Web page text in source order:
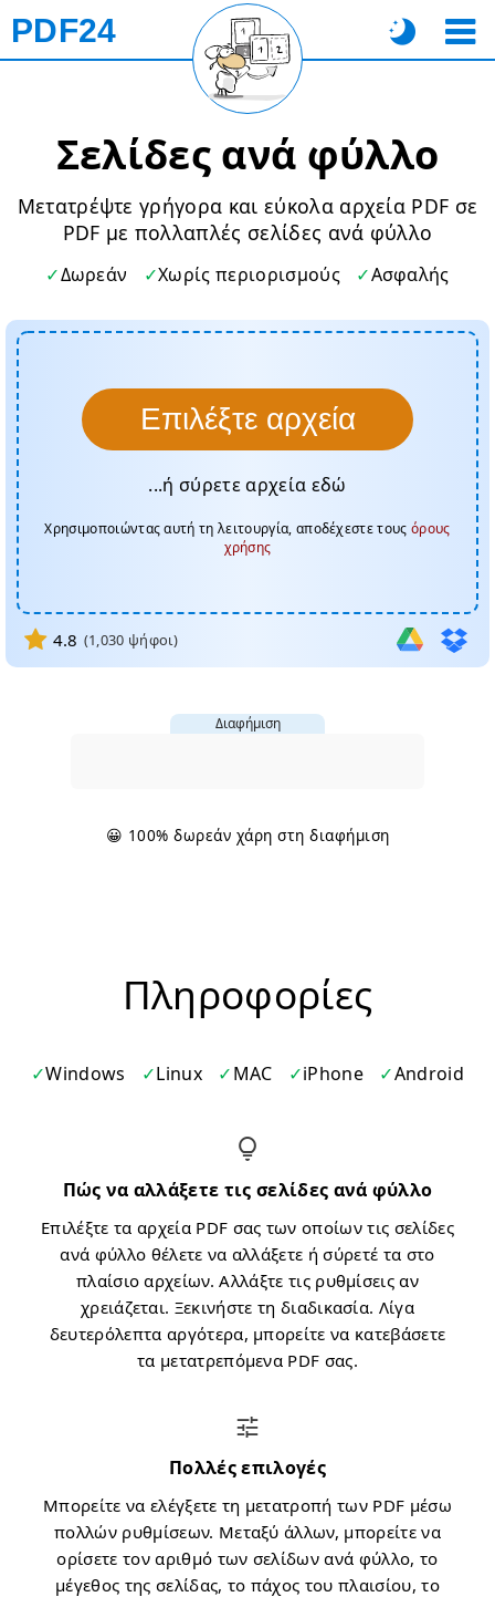
PDF24
Σελίδες ανά φύλλο
Μετατρέψτε γρήγορα και εύκολα αρχεία PDF σε
PDF με πολλαπλές σελίδες ανά φύλλο
Δωρεάν Χωρίς περιορισμούς Ασφαλής
Επιλέξτε αρχεία
...ή σύρετε αρχεία εδώ
Χρησιμοποιώντας αυτή τη λειτουργία, αποδέχεστε τουςόρους
χρήσης
4.8 (1,030 ψήφοι)
Διαφήμιση
😀 100% δωρεάν χάρη στη διαφήμιση
Πληροφορίες
Windows Linux MAC iPhone Android
Πώς να αλλάξετε τις σελίδες ανά φύλλο
Επιλέξτε τα αρχεία PDF σας των οποίων τις σελίδες
ανά φύλλο θέλετε να αλλάξετε ή σύρετέ τα στο
πλαίσιο αρχείων. Αλλάξτε τις ρυθμίσεις αν
χρειάζεται. Ξεκινήστε τη διαδικασία. Λίγα
δευτερόλεπτα αργότερα, μπορείτε να κατεβάσετε
τα μετατρεπόμενα PDF σας.
Πολλές επιλογές
Μπορείτε να ελέγξετε τη μετατροπή των PDF μέσω
πολλών ρυθμίσεων. Μεταξύ άλλων, μπορείτε να
ορίσετε τον αριθμό των σελίδων ανά φύλλο, το
μέγεθος της σελίδας, το πάχος του πλαισίου, το